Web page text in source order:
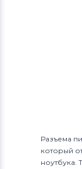
Разъема
который
ноутбука.